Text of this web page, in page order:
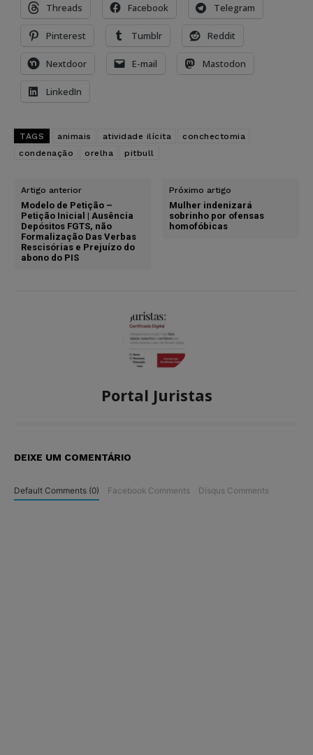
Threads Facebook Telegram
Pinterest Tumblr Reddit
Nextdoor E-mail Mastodon
LinkedIn
TAGS animais atividade ilícita
conchectomia
condenação
orelha pitbull
Artigo anterior
Modelo de Petição –
Petição Inicial | Ausência
Depósitos FGTS, não
Formalização Das Verbas
Rescisórias e Prejuízo do
abono do PIS
Próximo artigo
Mulher indenizará
sobrinho por ofensas
homofóbicas
Portal Juristas
DEIXE UM COMENTÁRIO
Default Comments (0) Facebook Comments Disqus Comments